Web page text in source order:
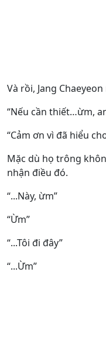
Và rồi, Jang
“Nếu cần thiết…ừm,
“Cảm ơn vì đã hiểu
Mặc dù họ trông
nhận điều đó.
“...Này, ừm”
“Ừm”
“...Tôi đi đây”
“...Ừm”